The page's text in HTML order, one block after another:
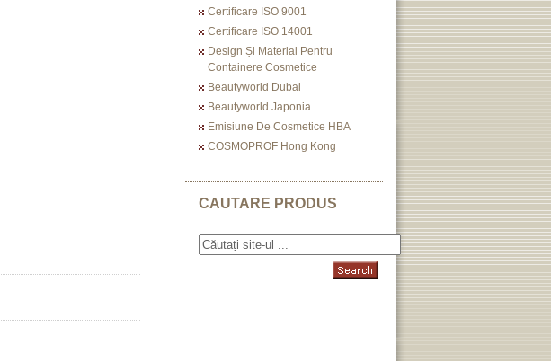
Certificare ISO 9001
Certificare ISO 14001
Design Și Material Pentru
Containere Cosmetice
Beautyworld Dubai
Beautyworld Japonia
Emisiune De Cosmetice HBA
COSMOPROF Hong Kong
CAUTARE PRODUS